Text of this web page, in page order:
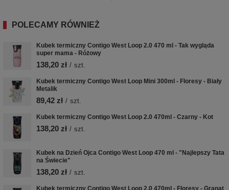
POLECAMY RÓWNIEŻ
Kubek termiczny Contigo West Loop 2.0 470 ml - Tak wygląda
super mama - Różowy
138,20 zł / szt.
Kubek termiczny Contigo West Loop Mini 300ml - Floresy - Biały
Metalik
89,42 zł / szt.
Kubek termiczny Contigo West Loop 2.0 470ml - Czarny - Kot
138,20 zł / szt.
Kubek na Dzień Ojca Contigo West Loop 470 ml - "Najlepszy Tata
na Świecie"
138,20 zł / szt.